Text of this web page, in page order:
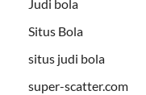
Judi bola
Situs Bola
situs judi bola
super-scatter.com